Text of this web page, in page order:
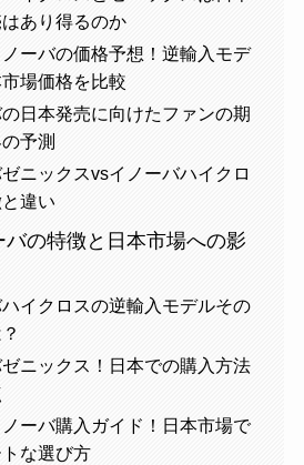
あり得るのか
ノーバの価格予想！逆輸入モデ
場価格を比較
日本発売に向けたファンの期
予測
ニックスvsイノーバハイクロ
違い
バの特徴と日本市場への影
イクロスの逆輸入モデルその
ニックス！日本での購入方法
ノーバ購入ガイド！日本市場で
な選び方